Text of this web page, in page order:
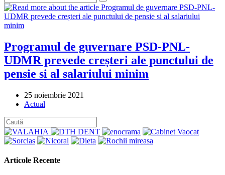
Programul de guvernare PSD-PNL-
UDMR prevede creșteri ale punctului de
pensie si al salariului minim
Post
published:
25 noiembrie 2021
Post
Actual
Articole Recente